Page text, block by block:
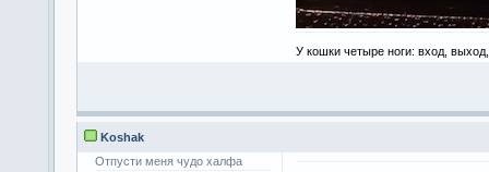
У кошки четыре ноги: вход,
Koshak
Отпусти меня чудо халфа